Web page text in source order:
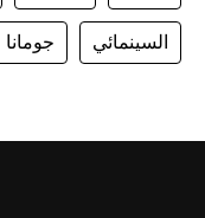
السينمائي جومانا